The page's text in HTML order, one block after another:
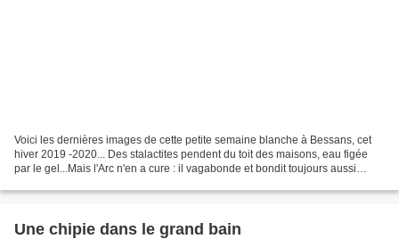
Voici les dernières images de cette petite semaine blanche à Bessans, cet
hiver 2019 -2020... Des stalactites pendent du toit des maisons, eau figée
par le gel...Mais l'Arc n'en a cure : il vagabonde et bondit toujours aussi
Une chipie dans le grand bain